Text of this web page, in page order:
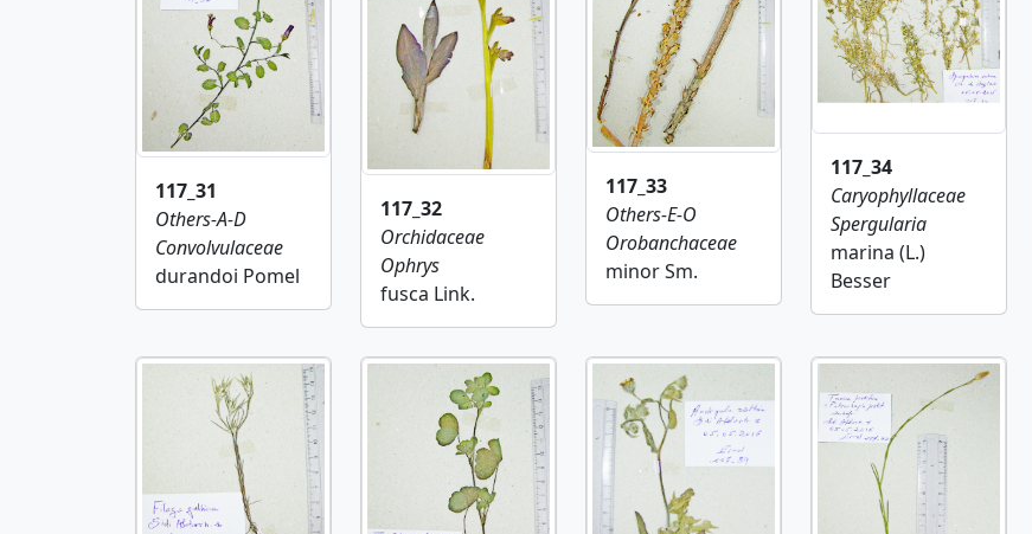
117_31
Others-A-D
Convolvulaceae
durandoi Pomel
117_32
Orchidaceae
Ophrys
fusca Link.
117_33
Others-E-O
Orobanchaceae
minor Sm.
117_34
Caryophyllaceae
Spergularia
marina (L.)
Besser